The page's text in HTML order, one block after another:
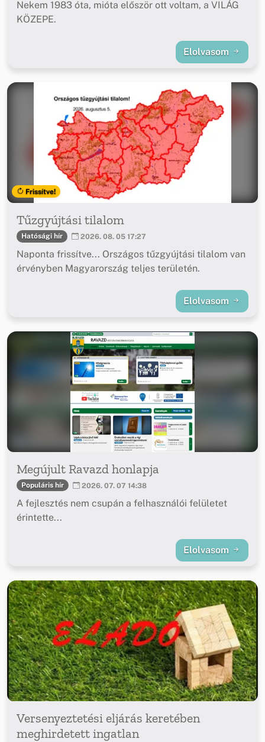
Nekem 1983 óta, mióta először ott voltam, a VILÁG
KÖZEPE.
Elolvasom
Frissítve!
Tűzgyújtási tilalom
Hatósági hír 2026. 08. 05 17:27
Naponta frissítve... Országos tűzgyújtási tilalom van
érvényben Magyarország teljes területén.
Elolvasom
Megújult Ravazd honlapja
Populáris hír 2026. 07. 07 14:38
A fejlesztés nem csupán a felhasználói felületet
érintette...
Elolvasom
Versenyeztetési eljárás keretében
meghirdetett ingatlan